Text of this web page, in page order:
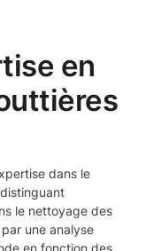
en
dans le
le nettoyage des
une analyse